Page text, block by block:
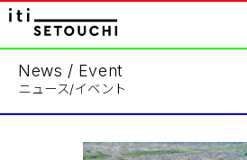
News / Event
ニュース/イベント